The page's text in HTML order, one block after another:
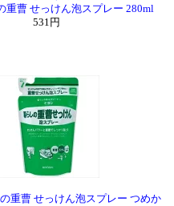
重曹 せっけん泡スプレー 280ml
531円
重曹 せっけん泡スプレー つめか